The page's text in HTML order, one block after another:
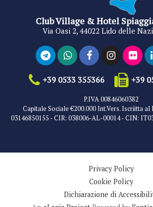
Club Village & Hotel
Via Oasi 2, 44022 Lido delle
+39 0533 355366 +39
P.IVA 00846060382
Capitale Sociale €200.000 Int.Vers. Iscriitta al
03146850155 - CIR: 038006-AL-00014 - CIN:
Privacy Policy
Cookie Policy
Dichiarazione di